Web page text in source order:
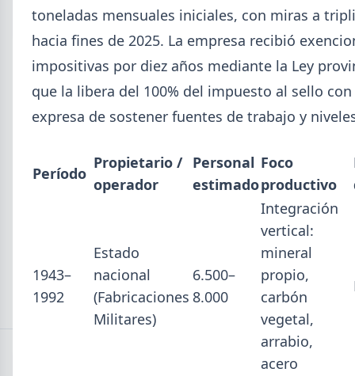
REGISTRESE GRATIS
toneladas mensuales iniciales, con miras a
hacia fines de 2025. La empresa recibió
impositivas por diez años mediante la Ley
que la libera del 100% del impuesto al sello
expresa de sostener fuentes de trabajo y
Período
Propietario /
operador
Personal
estimado
Foco
productivo
1943–
1992
Estado
nacional
(Fabricaciones
Militares)
6.500–
8.000
Integración
vertical:
mineral
propio,
carbón
vegetal,
arrabio,
acero